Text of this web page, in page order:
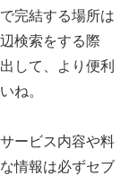
完結する場所は
検索をする際
して、より便利
ね。
ービス内容や料
情報は必ずセブ